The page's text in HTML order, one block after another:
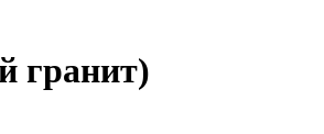
гранит)